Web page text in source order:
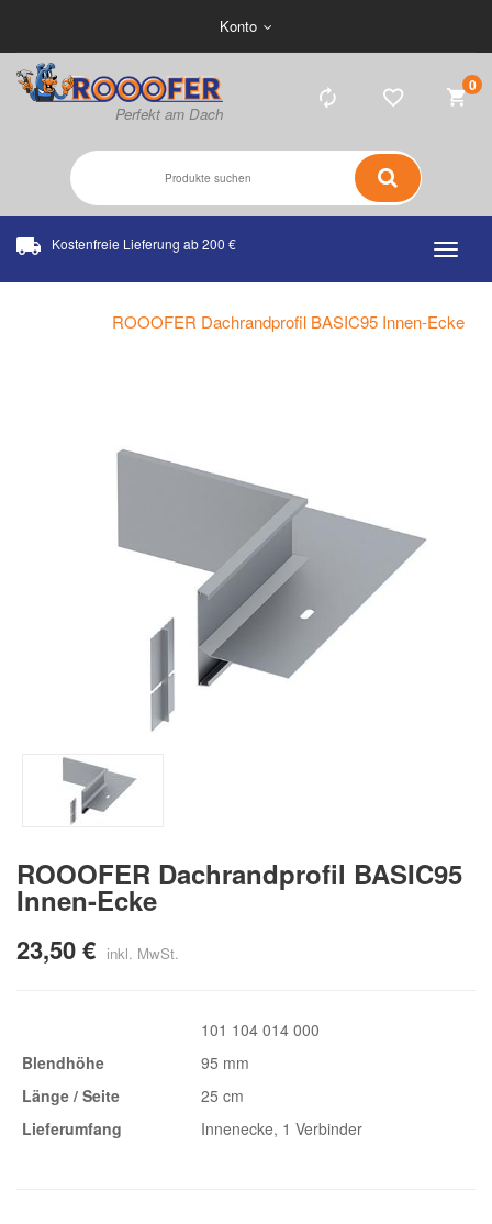
Konto
Kostenfreie Lieferung ab 200 €
0
ROOOFER Dachrandprofil BASIC95 Innen-Ecke
ROOOFER Dachrandprofil BASIC95
Innen-Ecke
23,50 €
101 104 014 000
Blendhöhe
95 mm
Länge / Seite
25 cm
Lieferumfang
Innenecke, 1 Verbinder